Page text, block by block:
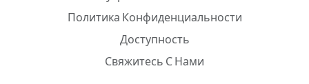
Политика Конфиденциальности
Доступность
Свяжитесь С Нами